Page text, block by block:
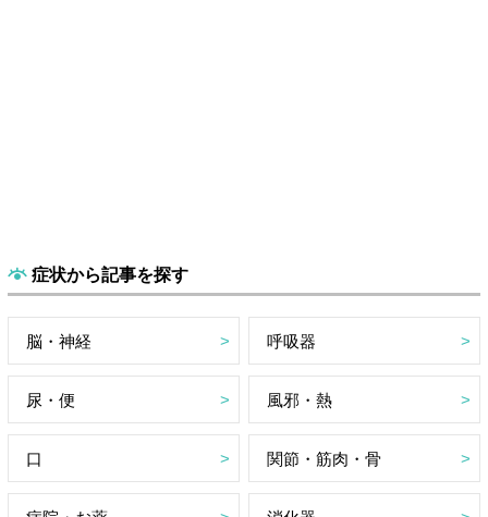
症状から記事を探す
脳・神経 呼吸器
尿・便 風邪・熱
口 関節・筋肉・骨